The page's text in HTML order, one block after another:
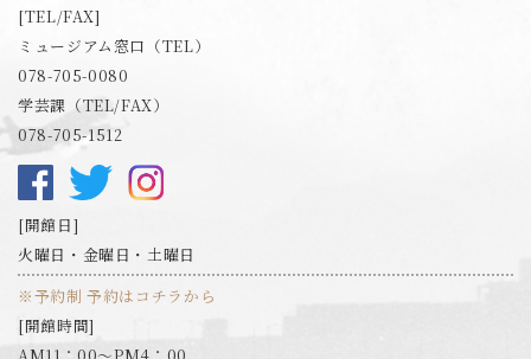
[TEL/FAX]
ミュージアム窓口（TEL）
078-705-0080
学芸課（TEL/FAX）
078-705-1512
開館日
火曜日・金曜日・土曜日
※予約制 予約はコチラから
開館時間